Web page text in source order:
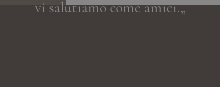
vi salutiamo come amici.„